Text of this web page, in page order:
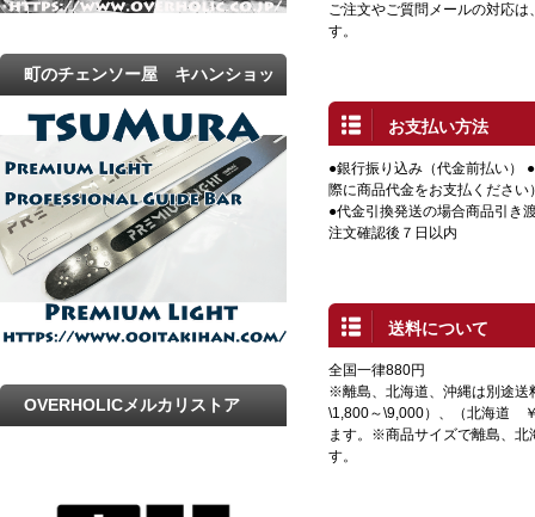
ご注文やご質問メールの対応
す。
お支払い方法
●銀行振り込み（代金前払い）
際に商品代金をお支払ください
●代金引換発送の場合商品引き
注文確認後７日以内
送料について
全国一律880円
※離島、北海道、沖縄は別途送
\1,800～\9,000）、（北海道
ます。※商品サイズで離島、北
す。
町のチェンソー屋 キハンショッ
プ
OVERHOLICメルカリストア